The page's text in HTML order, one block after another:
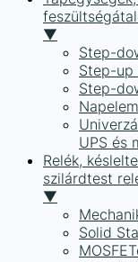
▼
Step-
Step-up
Step-
UPS és
Relék,
szilárdtest
▼
Solid